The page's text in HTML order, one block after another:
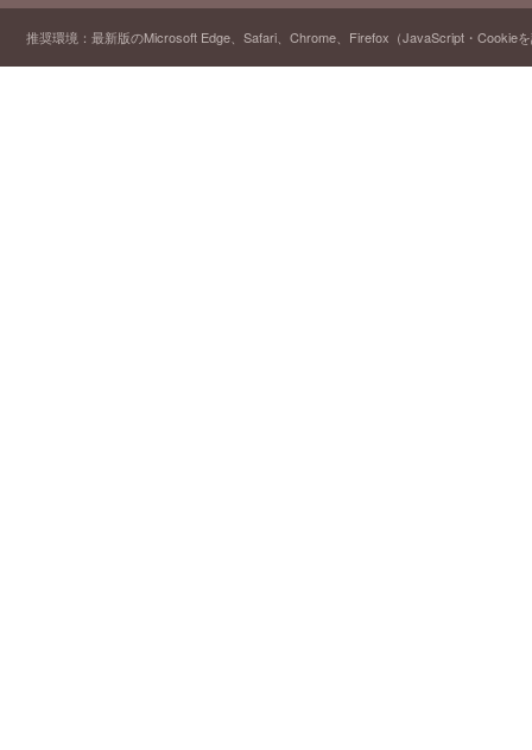
推奨環境：最新版のMicrosoft Edge、Safari、Chrome、Firefox（JavaScript・Cookie